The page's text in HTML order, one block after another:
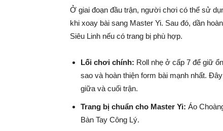
Ở giai đoạn đầu trận, người chơi có thể sử
khi xoay bài sang Master Yi. Sau đó, dần
Siêu Linh nếu có trang bị phù hợp.
Lối chơi chính: Roll nhẹ ở cấp 7 để giữ
sao và hoàn thiện form bài mạnh nhất.
giữa và cuối trận.
Trang bị chuẩn cho Master Yi: Áo
Bàn Tay Công Lý.